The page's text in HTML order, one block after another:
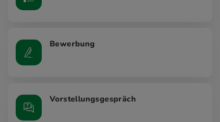
Bewerbung
Vorstellungsgespräch